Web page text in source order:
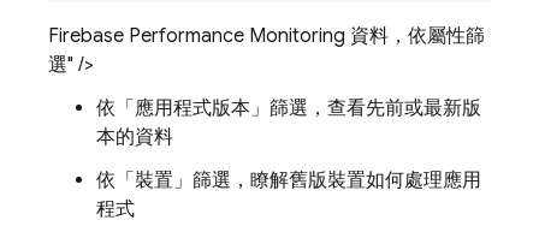
Firebase Performance Monitoring 資料，依屬性篩
選" />
依「應用程式版本」 篩選，查看先前或最新版
本的資料
依「裝置」 篩選，瞭解舊版裝置如何處理應用
程式